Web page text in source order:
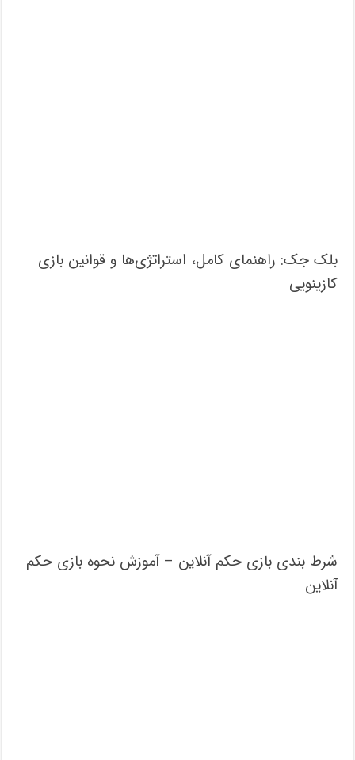
بلک جک: راهنمای کامل، استراتژی‌ها و قوانین بازی
کازینویی
شرط بندی بازی حکم آنلاین – آموزش نحوه بازی حکم
آنلاین